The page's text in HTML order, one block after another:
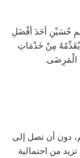
حُسَيْنِ أحَدَ أفْضَلِ
يُقَدِّمُهُ مِنْ خَدْمَاتِ
الْمَرِضَى.
دون أن تصل إلى
من احتمالية